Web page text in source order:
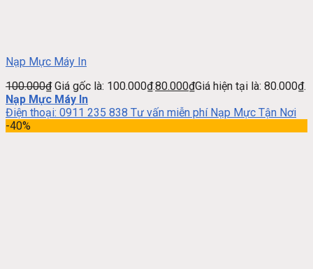
Nạp Mực Máy In
100.000₫ Giá gốc là: 100.000₫.80.000₫Giá hiện tại là: 80.000₫.
Nạp Mực Máy In
Điện thoại: 0911 235 838 Tư vấn miễn phí Nạp Mực Tận Nơi
-40%